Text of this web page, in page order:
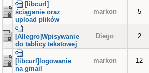
[libcurl]
ściąganie oraz
upload plików
markon 5
[Allegro]Wpisywanie
do tablicy tekstowej
Diego 2
[libcurl]logowanie
na gmail
markon 12